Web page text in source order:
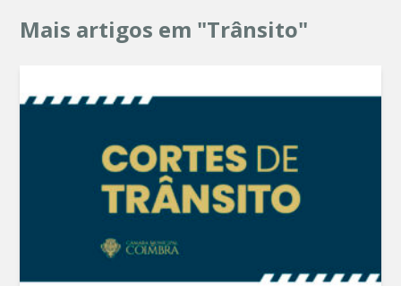
Mais artigos em "Trânsito"